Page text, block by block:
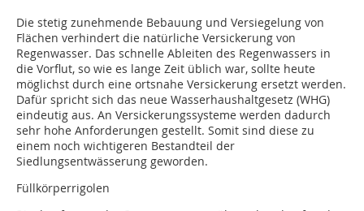
Die stetig zunehmende Bebauung und Versiegelung von
Flächen verhindert die natürliche Versickerung von
Regenwasser. Das schnelle Ableiten des Regenwassers in
die Vorflut, so wie es lange Zeit üblich war, sollte heute
möglichst durch eine ortsnahe Versickerung ersetzt werden.
Dafür spricht sich das neue Wasserhaushaltgesetz (WHG)
eindeutig aus. An Versickerungssysteme werden dadurch
sehr hohe Anforderungen gestellt. Somit sind diese zu
einem noch wichtigeren Bestandteil der
Siedlungsentwässerung geworden.
Füllkörperrigolen